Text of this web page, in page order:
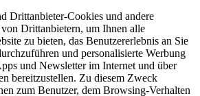
Drittanbieter-Cookies und andere
Drittanbietern, um Ihnen alle
zu bieten, das Benutzererlebnis an Sie
und personalisierte Werbung
und Newsletter im Internet und über
bereitzustellen. Zu diesem Zweck
zum Benutzer, dem Browsing-Verhalten